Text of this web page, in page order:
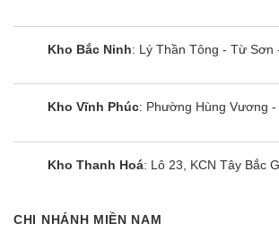
Kho Bắc Ninh: Lý Thần Tông - Từ Sơn
Kho Vĩnh Phúc: Phường Hùng Vương -
Kho Thanh Hoá: Lô 23, KCN Tây Bắc
CHI NHÁNH MIỀN NAM